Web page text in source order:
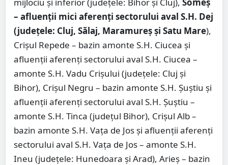
– afluenţii mici aferenţi sectorului aval S.H. Dej
(judeţele: Cluj, Sălaj, Maramureş şi Satu Mare),
Crișul Repede – bazin amonte S.H. Ciucea și
afluenții aferenți sectorului aval S.H. Ciucea –
amonte S.H. Vadu Crișului (judeţele: Cluj și
Bihor), Crișul Negru – bazin amonte S.H. Şuștiu și
afluenţii aferenţi sectorului aval S.H. Şuștiu –
amonte S.H. Tinca (judeţul Bihor), Crișul Alb –
bazin amonte S.H. Vaţa de Jos și afluenţii aferenţi
sectorului aval S.H. Vaţa de Jos – amonte S.H.
Ineu (judeţele: Hunedoara și Arad), Arieș – bazin